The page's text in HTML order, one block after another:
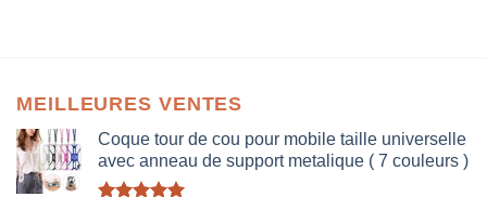
MEILLEURES VENTES
Coque tour de cou pour mobile taille universelle
avec anneau de support metalique ( 7 couleurs )